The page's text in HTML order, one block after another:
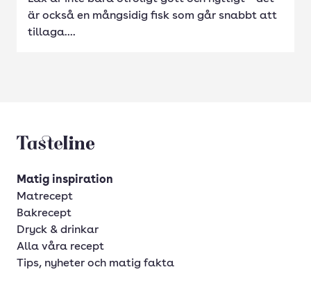
är också en mångsidig fisk som går snabbt att
tillaga....
Tasteline startsida
Matig inspiration
Matrecept
Bakrecept
Dryck & drinkar
Alla våra recept
Tips, nyheter och matig fakta